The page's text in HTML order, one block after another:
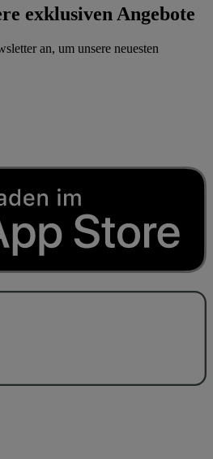
exklusiven Angebote
an, um unsere neuesten